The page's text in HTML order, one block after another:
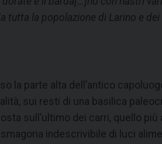
la popolazione di Larino e dei
la parte alta dell’antico
sui resti di una basilica
sull’ultimo dei carri, quello più
indescrivibile di luci